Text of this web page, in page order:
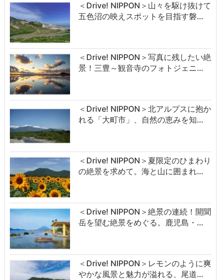
＜Drive! NIPPON＞山々を駆け抜けて
五色沼の映えスポットを目指す磐…
＜Drive! NIPPON＞写真に残したい絶
景！三豊～観音寺のフォトジェニ…
＜Drive! NIPPON＞北アルプスに抱か
れる「大町市」、自然の恵みを知…
＜Drive! NIPPON＞夏限定のひまわり
の絶景を求めて。海と山に囲まれ…
＜Drive! NIPPON＞絶景の連続！開聞
岳を望む絶景をめぐる。鹿児島・…
＜Drive! NIPPON＞レモンのように爽
やかな風景と魅力が溢れる、尾道…